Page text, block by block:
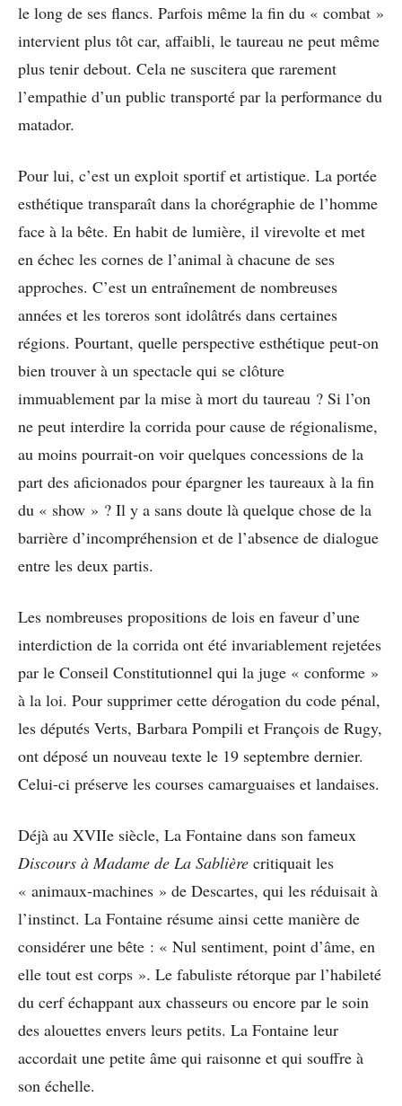
le long de ses flancs. Parfois même la fin du « combat »
intervient plus tôt car, affaibli, le taureau ne peut même
plus tenir debout. Cela ne suscitera que rarement
l’empathie d’un public transporté par la performance du
matador.
Pour lui, c’est un exploit sportif et artistique. La portée
esthétique transparaît dans la chorégraphie de l’homme
face à la bête. En habit de lumière, il virevolte et met
en échec les cornes de l’animal à chacune de ses
approches. C’est un entraînement de nombreuses
années et les toreros sont idolâtrés dans certaines
régions. Pourtant, quelle perspective esthétique peut-on
bien trouver à un spectacle qui se clôture
immuablement par la mise à mort du taureau ? Si l’on
ne peut interdire la corrida pour cause de régionalisme,
au moins pourrait-on voir quelques concessions de la
part des aficionados pour épargner les taureaux à la fin
du « show » ? Il y a sans doute là quelque chose de la
barrière d’incompréhension et de l’absence de dialogue
entre les deux partis.
Les nombreuses propositions de lois en faveur d’une
interdiction de la corrida ont été invariablement rejetées
par le Conseil Constitutionnel qui la juge « conforme »
à la loi. Pour supprimer cette dérogation du code pénal,
les députés Verts, Barbara Pompili et François de Rugy,
ont déposé un nouveau texte le 19 septembre dernier.
Celui-ci préserve les courses camarguaises et landaises.
Déjà au XVIIe siècle, La Fontaine dans son fameux
Discours à Madame de La Sablière critiquait les
« animaux-machines » de Descartes, qui les réduisait à
l’instinct. La Fontaine résume ainsi cette manière de
considérer une bête : « Nul sentiment, point d’âme, en
elle tout est corps ». Le fabuliste rétorque par l’habileté
du cerf échappant aux chasseurs ou encore par le soin
des alouettes envers leurs petits. La Fontaine leur
accordait une petite âme qui raisonne et qui souffre à
son échelle.